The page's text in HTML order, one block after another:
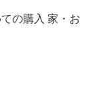
の購入 家・お